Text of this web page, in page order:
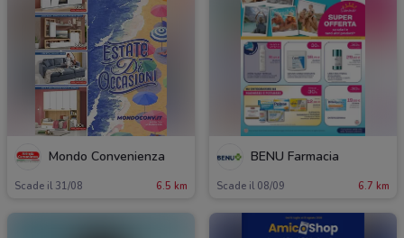
Mondo Convenienza
Scade il 31/08 6.5 km
BENU Farmacia
Scade il 08/09 6.7 km